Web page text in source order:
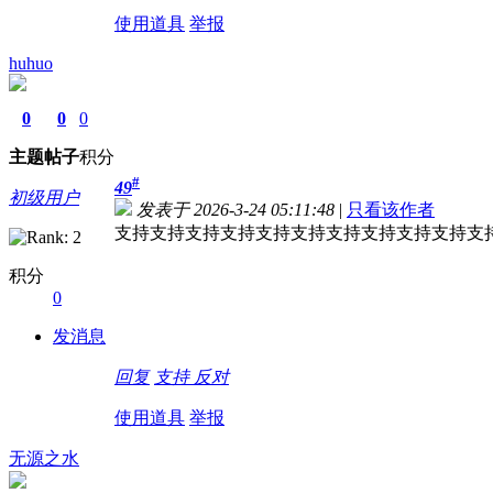
使用道具 举报
huhuo
0
主题
0
帖子
0
积分
初级用户
积分
0
发消息
49#
发表于 2026-3-24 05:11:48 | 只看该作者
支持支持支持支持支持支持支持支持支持支持支
回复 支持 反对
使用道具 举报
无源之水